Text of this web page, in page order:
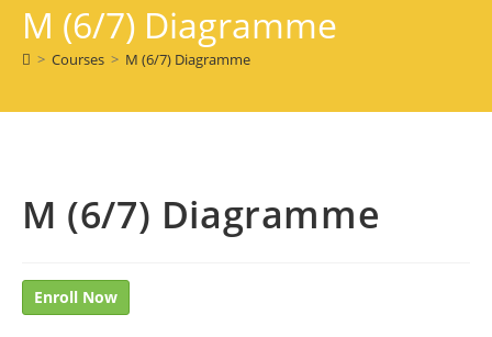
M (6/7) Diagramme
> Courses > M (6/7) Diagramme
M (6/7) Diagramme
Enroll Now